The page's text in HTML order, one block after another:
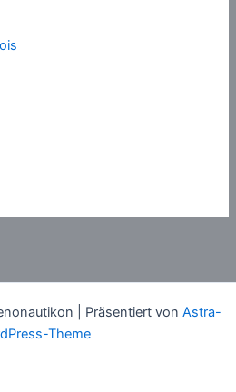
| Präsentiert von Astra-
Theme